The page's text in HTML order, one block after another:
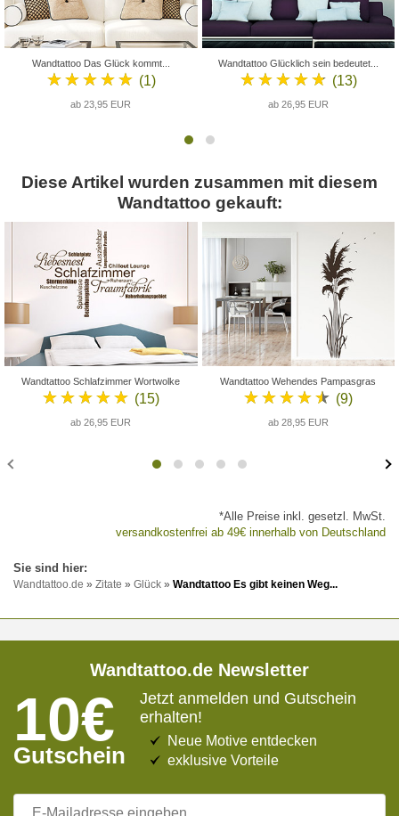
Wandtattoo Das Glück kommt...
★★★★★ (1)
ab 23,95 EUR
Wandtattoo Glücklich sein bedeutet...
★★★★★ (13)
ab 26,95 EUR
Diese Artikel wurden zusammen mit diesem
Wandtattoo gekauft:
Wandtattoo Schlafzimmer Wortwolke
★★★★★ (15)
ab 26,95 EUR
Wandtattoo Wehendes Pampasgras
★★★★★ (9)
ab 28,95 EUR
*Alle Preise inkl. gesetzl. MwSt.
versandkostenfrei ab 49€ innerhalb von Deutschland
Wandtattoo.de » Zitate » Glück » Wandtattoo Es gibt keinen Weg...
Wandtattoo.de Newsletter
10€
Gutschein
Jetzt anmelden und Gutschein
erhalten!
Neue Motive entdecken
exklusive Vorteile